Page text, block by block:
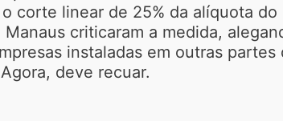
corte linear de 25% da alíquota
criticaram a medida,
instaladas em outras
deve recuar.